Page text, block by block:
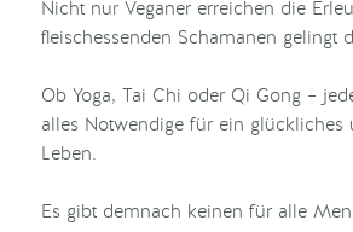
Nicht nur Veganer erreichen die
fleischessenden Schamanen gelingt
Ob Yoga, Tai Chi oder Qi Gong –
alles Notwendige für ein glückliches
Leben.
Es gibt demnach keinen für alle